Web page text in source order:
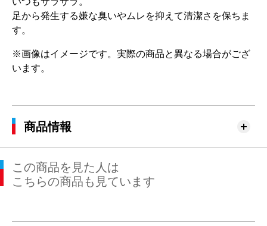
足から発生する嫌な臭いやムレを抑えて清潔さを保ちま
す。
※画像はイメージです。実際の商品と異なる場合がござ
います。
商品情報
この商品を見た人は
こちらの商品も見ています